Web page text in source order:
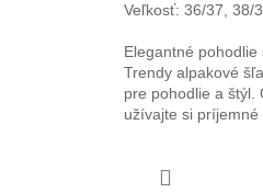
Veľkosť: 36/37, 38/
Elegantné
Trendy alpakové
pre pohodlie a štýl.
užívajte si